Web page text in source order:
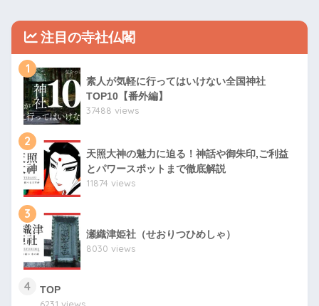
注目の寺社仏閣
1
素人が気軽に行ってはいけない全国神社
TOP10【番外編】
37488 views
2
天照大神の魅力に迫る！神話や御朱印,ご利益
とパワースポットまで徹底解説
11874 views
3
瀬織津姫社（せおりつひめしゃ）
8030 views
4
TOP